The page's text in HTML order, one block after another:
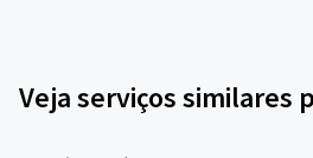
Veja serviços similares